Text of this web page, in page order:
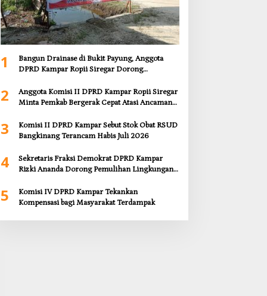
1
Bangun Drainase di Bukit Payung, Anggota
DPRD Kampar Ropii Siregar Dorong
Dasar
2
Anggota Komisi II DPRD Kampar Ropii Siregar
Minta Pemkab Bergerak Cepat Atasi Ancaman
Dihati
3
Komisi II DPRD Kampar Sebut Stok Obat RSUD
Bangkinang Terancam Habis Juli 2026
4
Sekretaris Fraksi Demokrat DPRD Kampar
Rizki Ananda Dorong Pemulihan Lingkungan
5
Komisi IV DPRD Kampar Tekankan
Kompensasi bagi Masyarakat Terdampak